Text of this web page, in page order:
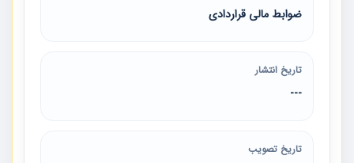
ضوابط مالی قراردادی
تاریخ انتشار
---
تاریخ تصویب